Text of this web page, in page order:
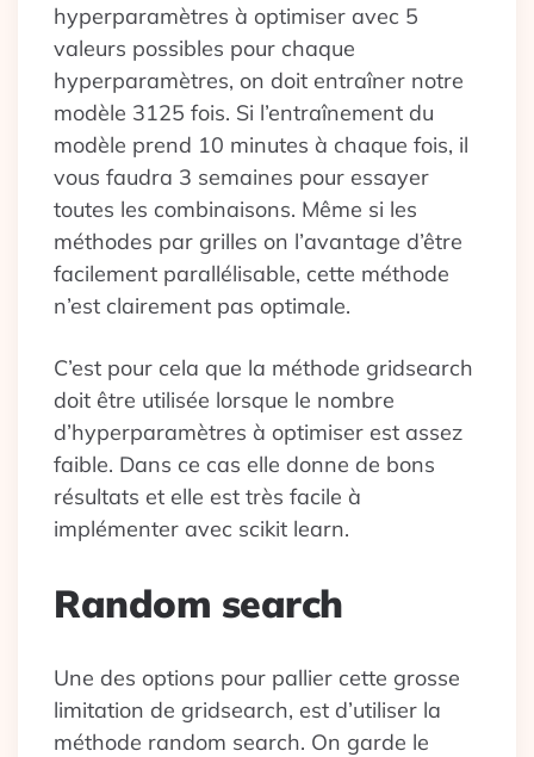
hyperparamètres à optimiser avec 5
valeurs possibles pour chaque
hyperparamètres, on doit entraîner notre
modèle 3125 fois. Si l’entraînement du
modèle prend 10 minutes à chaque fois, il
vous faudra 3 semaines pour essayer
toutes les combinaisons. Même si les
méthodes par grilles on l’avantage d’être
facilement parallélisable, cette méthode
n’est clairement pas optimale.
C’est pour cela que la méthode gridsearch
doit être utilisée lorsque le nombre
d’hyperparamètres à optimiser est assez
faible. Dans ce cas elle donne de bons
résultats et elle est très facile à
implémenter avec scikit learn.
Random search
Une des options pour pallier cette grosse
limitation de gridsearch, est d’utiliser la
méthode random search. On garde le